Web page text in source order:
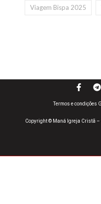
Viagem Bispa 2025
Copyright © Maná Igreja Cristã
Termos e condições